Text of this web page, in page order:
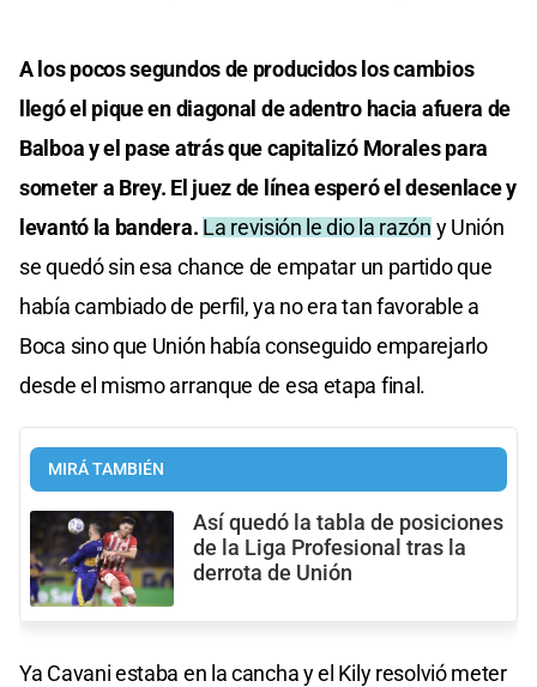
A los pocos segundos de producidos los cambios
llegó el pique en diagonal de adentro hacia afuera de
Balboa y el pase atrás que capitalizó Morales para
someter a Brey. El juez de línea esperó el desenlace y
levantó la bandera. La revisión le dio la razón y Unión
se quedó sin esa chance de empatar un partido que
había cambiado de perfil, ya no era tan favorable a
Boca sino que Unión había conseguido emparejarlo
desde el mismo arranque de esa etapa final.
MIRÁ TAMBIÉN
Así quedó la tabla de posiciones
de la Liga Profesional tras la
derrota de Unión
Ya Cavani estaba en la cancha y el Kily resolvió meter